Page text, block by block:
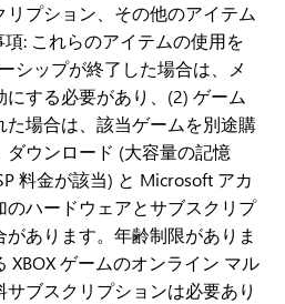
リプション、その他のアイテム
: これらのアイテムの使用を
シップが終了した場合は、メ
する必要があり、(2) ゲーム
場合は、該当ゲームを別途購
ダウンロード (大容量の記憶
料金が該当) と Microsoft アカ
のハードウェアとサブスクリプ
あります。年齢制限がありま
XBOX ゲームのオンライン マル
ブスクリプションは必要あり